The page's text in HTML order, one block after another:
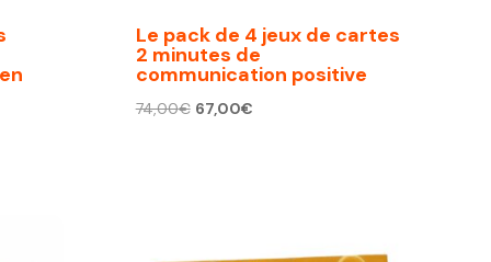
Le pack de 4 jeux de cartes
2 minutes de
communication positive
74,00€ Le
67,00€Le